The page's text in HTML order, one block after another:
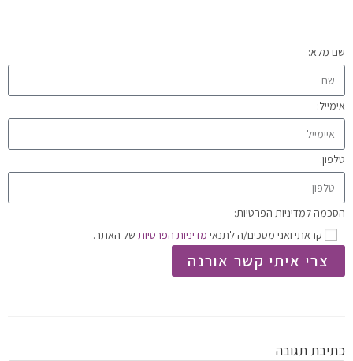
שם מלא:
אימייל:
טלפון:
הסכמה למדיניות הפרטיות:
קראתי ואני מסכים/ה לתנאי מדיניות הפרטיות של האתר.
צרי איתי קשר אורנה
כתיבת תגובה